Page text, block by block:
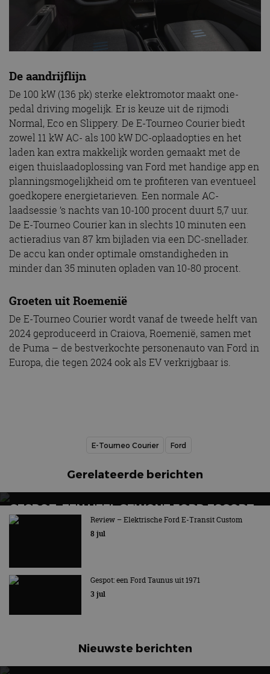
De aandrijflijn
De 100 kW (136 pk) sterke elektromotor maakt one-
pedal driving mogelijk. Er is keuze uit de rijmodi
Normal, Eco en Slippery. De E-Tourneo Courier biedt
zowel 11 kW AC- als 100 kW DC-oplaadopties en het
laden kan extra makkelijk worden gemaakt met de
eigen thuislaadoplossing van Ford met handige app en
planningsmogelijkheid om te profiteren van eventueel
goedkopere energietarieven. Een normale AC-
laadsessie ’s nachts van 10-100 procent duurt 5,7 uur.
De E-Tourneo Courier kan in slechts 10 minuten een
actieradius van 87 km bijladen via een DC-snellader.
De accu kan onder optimale omstandigheden in
minder dan 35 minuten opladen van 10-80 procent.
Groeten uit Roemenië
De E-Tourneo Courier wordt vanaf de tweede helft van
2024 geproduceerd in Craiova, Roemenië, samen met
de Puma – de bestverkochte personenauto van Ford in
Europa, die tegen 2024 ook als EV verkrijgbaar is.
E-Tourneo Courier Ford
Gerelateerde berichten
GESPOT: EEN HEEL GEWONE FORD ESCORT
ESTATE UIT 1977
Nu eens geen rallyauto
Review – Elektrische Ford E-Transit Custom
8 jul
Gespot: een Ford Taunus uit 1971
3 jul
Nieuwste berichten